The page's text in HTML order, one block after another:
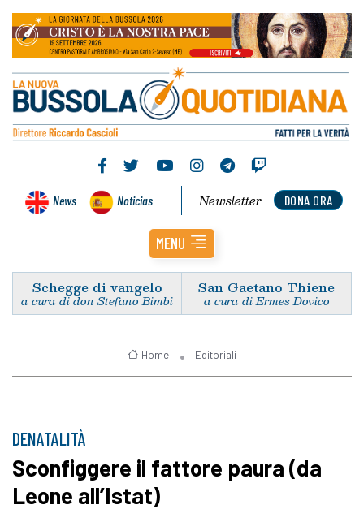
News Noticias DONA ORA
Newsletter
MENU
Schegge di vangelo
a cura di don Stefano Bimbi
San Gaetano Thiene
a cura di Ermes Dovico
Home Editoriali
DENATALITÀ
Sconfiggere il fattore paura (da
Leone all’Istat)